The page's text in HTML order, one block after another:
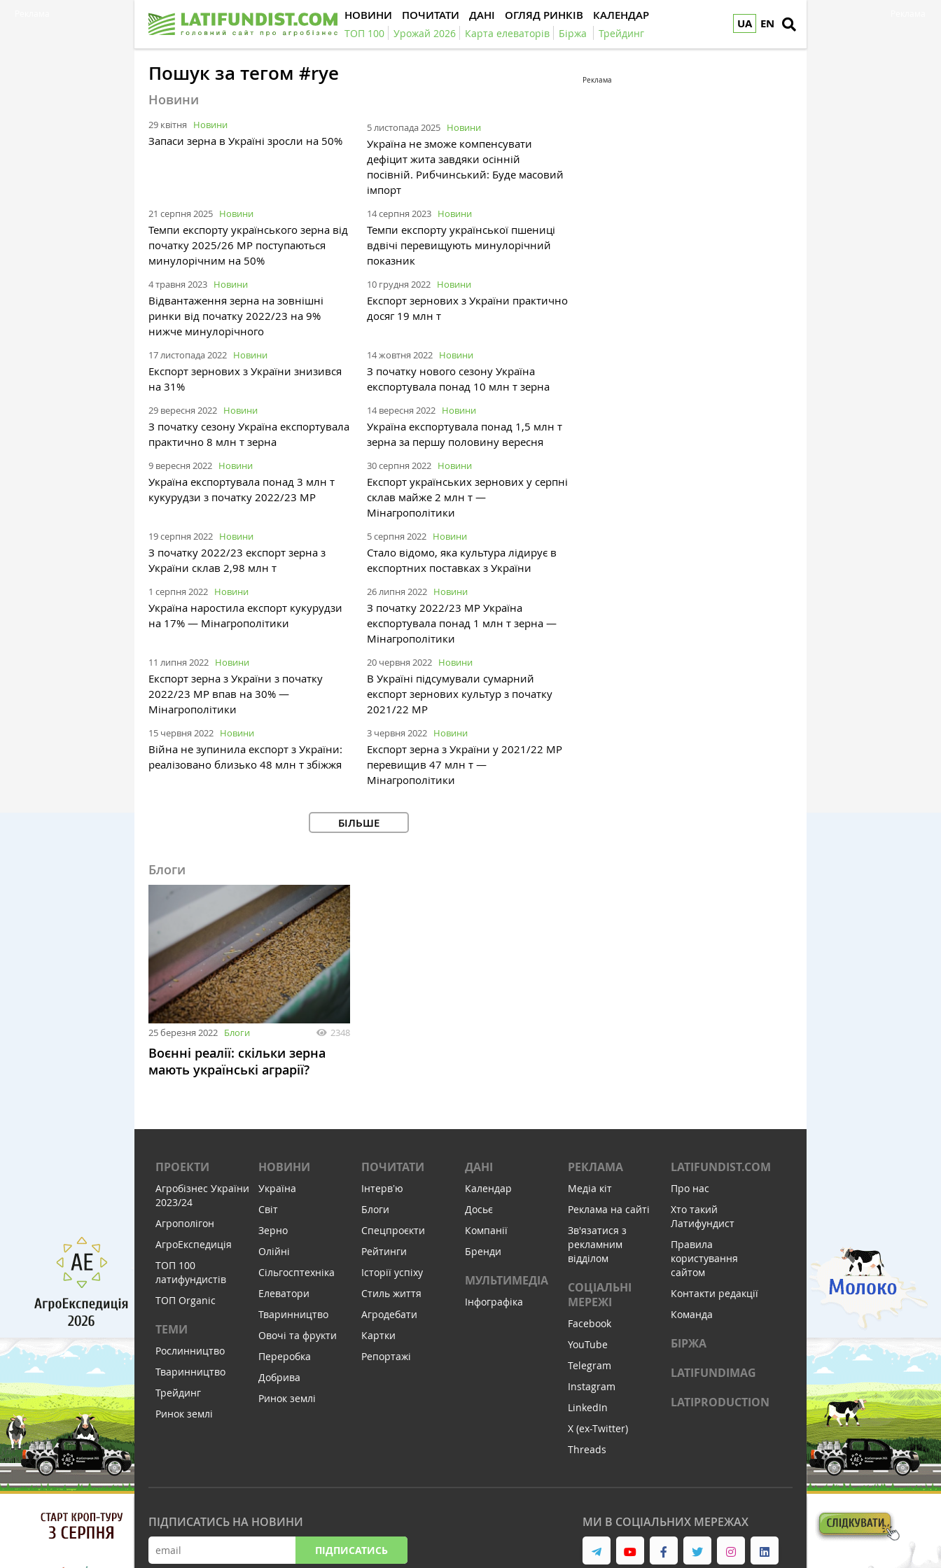
UA EN
НОВИНИ ПОЧИТАТИ ДАНІ ОГЛЯД РИНКІВ КАЛЕНДАР
ТОП 100 Урожай 2026 Карта елеваторів Біржа Трейдинг
Пошук за тегом #rye
Новини
29 квітня Новини
Запаси зерна в Україні зросли на 50%
5 листопада 2025 Новини
Україна не зможе компенсувати
дефіцит жита завдяки осінній
посівній. Рибчинський: Буде масовий
імпорт
21 серпня 2025 Новини
Темпи експорту українського зерна від
початку 2025/26 МР поступаються
минулорічним на 50%
14 серпня 2023 Новини
Темпи експорту української пшениці
вдвічі перевищують минулорічний
показник
4 травня 2023 Новини
Відвантаження зерна на зовнішні
ринки від початку 2022/23 на 9%
нижче минулорічного
10 грудня 2022 Новини
Експорт зернових з України практично
досяг 19 млн т
17 листопада 2022 Новини
Експорт зернових з України знизився
на 31%
14 жовтня 2022 Новини
З початку нового сезону Україна
експортувала понад 10 млн т зерна
29 вересня 2022 Новини
З початку сезону Україна експортувала
практично 8 млн т зерна
14 вересня 2022 Новини
Україна експортувала понад 1,5 млн т
зерна за першу половину вересня
9 вересня 2022 Новини
Україна експортувала понад 3 млн т
кукурудзи з початку 2022/23 МР
30 серпня 2022 Новини
Експорт українських зернових у серпні
склав майже 2 млн т —
Мінагрополітики
19 серпня 2022 Новини
З початку 2022/23 експорт зерна з
України склав 2,98 млн т
5 серпня 2022 Новини
Стало відомо, яка культура лідирує в
експортних поставках з України
1 серпня 2022 Новини
Україна наростила експорт кукурудзи
на 17% — Мінагрополітики
26 липня 2022 Новини
З початку 2022/23 МР Україна
експортувала понад 1 млн т зерна —
Мінагрополітики
11 липня 2022 Новини
Експорт зерна з України з початку
2022/23 МР впав на 30% —
Мінагрополітики
20 червня 2022 Новини
В Україні підсумували сумарний
експорт зернових культур з початку
2021/22 МР
15 червня 2022 Новини
Війна не зупинила експорт з України:
реалізовано близько 48 млн т збіжжя
3 червня 2022 Новини
Експорт зерна з України у 2021/22 МР
перевищив 47 млн т —
Мінагрополітики
БІЛЬШЕ
Блоги
25 березня 2022 Блоги 2348
Воєнні реалії: скільки зерна
мають українські аграрії?
Реклама
ПРОЕКТИ
Агробізнес України
2023/24
Агрополігон
АгроЕкспедиція
ТОП 100
латифундистів
ТОП Organic
ТЕМИ
Рослинництво
Тваринництво
Трейдинг
Ринок землі
НОВИНИ
Україна
Світ
Зерно
Олійні
Сільгосптехніка
Елеватори
Тваринництво
Овочі та фрукти
Переробка
Добрива
Ринок землі
ПОЧИТАТИ
Інтервʼю
Блоги
Спецпроєкти
Рейтинги
Історії успіху
Стиль життя
Агродебати
Картки
Репортажі
ДАНІ
Календар
Досьє
Компанії
Бренди
МУЛЬТИМЕДІА
Інфографіка
РЕКЛАМА
Медіа кіт
Реклама на сайті
Зв'язатися з
рекламним
відділом
СОЦІАЛЬНІ
МЕРЕЖІ
Facebook
YouTube
Telegram
Instagram
LinkedIn
X (ex-Twitter)
Threads
LATIFUNDIST.COM
Про нас
Хто такий
Латифундист
Правила
користування
сайтом
Контакти редакції
Команда
БІРЖА
LATIFUNDIMAG
LATIPRODUCTION
ПІДПИСАТИСЬ НА НОВИНИ
ПІДПИСАТИСЬ
МИ В СОЦІАЛЬНИХ МЕРЕЖАХ